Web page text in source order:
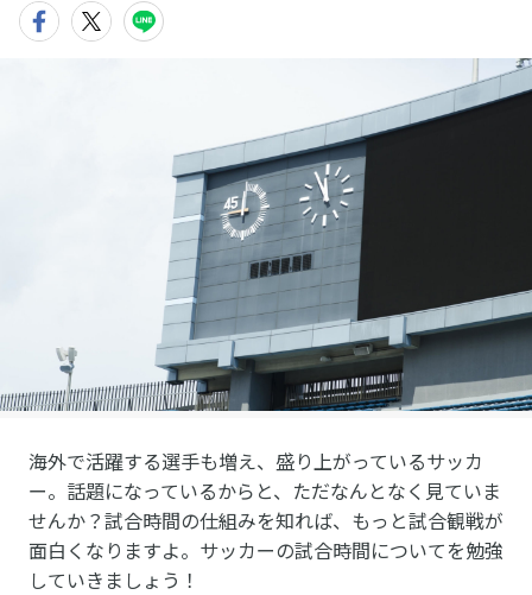
海外で活躍する選手も増え、盛り上がっているサッカ
ー。話題になっているからと、ただなんとなく見ていま
せんか？試合時間の仕組みを知れば、もっと試合観戦が
面白くなりますよ。サッカーの試合時間についてを勉強
していきましょう！